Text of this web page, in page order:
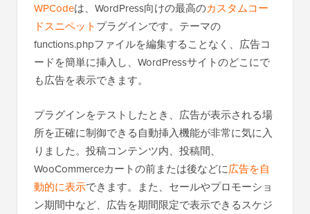
WPCodeは、WordPress向けの最高のカスタムコー
ドスニペットプラグインです。テーマの
functions.phpファイルを編集することなく、広告コ
ードを簡単に挿入し、WordPressサイトのどこにで
も広告を表示できます。
プラグインをテストしたとき、広告が表示される場
所を正確に制御できる自動挿入機能が非常に気に入
りました。投稿コンテンツ内、投稿間、
WooCommerceカートの前または後などに広告を自
動的に表示できます。また、セールやプロモーショ
ン期間中など、広告を期間限定で表示できるスケジ